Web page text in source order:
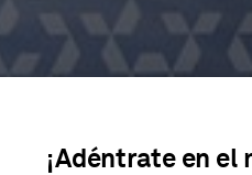
¡Adéntrate en el